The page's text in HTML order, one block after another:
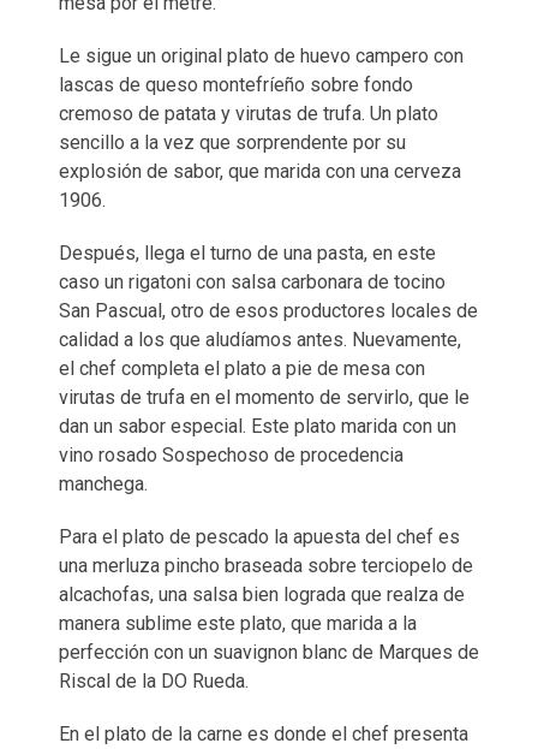
Le sigue un original plato de huevo campero con
lascas de queso montefríeño sobre fondo
cremoso de patata y virutas de trufa. Un plato
sencillo a la vez que sorprendente por su
explosión de sabor, que marida con una cerveza
1906.
Después, llega el turno de una pasta, en este
caso un rigatoni con salsa carbonara de tocino
San Pascual, otro de esos productores locales de
calidad a los que aludíamos antes. Nuevamente,
el chef completa el plato a pie de mesa con
virutas de trufa en el momento de servirlo, que le
dan un sabor especial. Este plato marida con un
vino rosado Sospechoso de procedencia
manchega.
Para el plato de pescado la apuesta del chef es
una merluza pincho braseada sobre terciopelo de
alcachofas, una salsa bien lograda que realza de
manera sublime este plato, que marida a la
perfección con un suavignon blanc de Marques de
Riscal de la DO Rueda.
En el plato de la carne es donde el chef presenta